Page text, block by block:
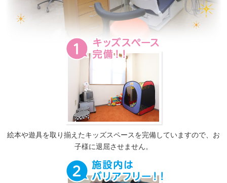
絵本や遊具を取り揃えたキッズスペースを完備していますので、お
子様に退屈させません。